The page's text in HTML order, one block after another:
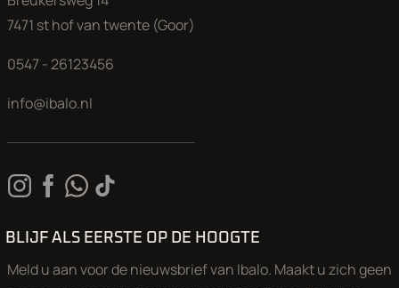
7471 st hof van twente (Goor)
0547 - 26123456
info@ibalo.nl
BLIJF ALS EERSTE OP DE HOOGTE
Meld u aan voor de nieuwsbrief van Ibalo. Maakt u zich geen